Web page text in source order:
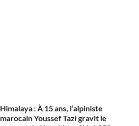
Himalaya : À 15 ans, l’alpiniste
marocain Youssef Tazi gravit le